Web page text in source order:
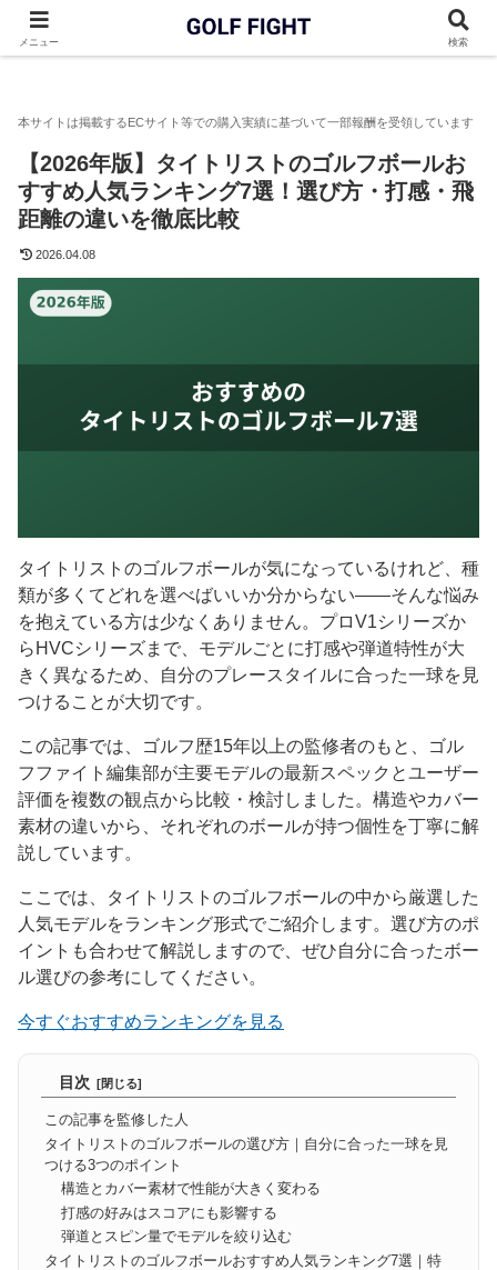
ゴルフボール 【2026年版】タイトリストのゴル
【2026年版】タイトリストのゴルフボールお
すすめ人気ランキング7選！選び方・打感・飛
距離の違いを徹底比較
2026.04.08
タイトリストのゴルフボールが気になっているけれど、種
類が多くてどれを選べばいいか分からない——そんな悩み
を抱えている方は少なくありません。プロV1シリーズか
らHVCシリーズまで、モデルごとに打感や弾道特性が大
きく異なるため、自分のプレースタイルに合った一球を見
つけることが大切です。
この記事では、ゴルフ歴15年以上の監修者のもと、ゴル
フファイト編集部が主要モデルの最新スペックとユーザー
評価を複数の観点から比較・検討しました。構造やカバー
素材の違いから、それぞれのボールが持つ個性を丁寧に解
説しています。
ここでは、タイトリストのゴルフボールの中から厳選した
人気モデルをランキング形式でご紹介します。選び方のポ
イントも合わせて解説しますので、ぜひ自分に合ったボー
ル選びの参考にしてください。
今すぐおすすめランキングを見る
目次
この記事を監修した人
タイトリストのゴルフボールの選び方｜自分に合った一球を見
つける3つのポイント
構造とカバー素材で性能が大きく変わる
打感の好みはスコアにも影響する
弾道とスピン量でモデルを絞り込む
タイトリストのゴルフボールおすすめ人気ランキング7選｜特
メニュー 検索